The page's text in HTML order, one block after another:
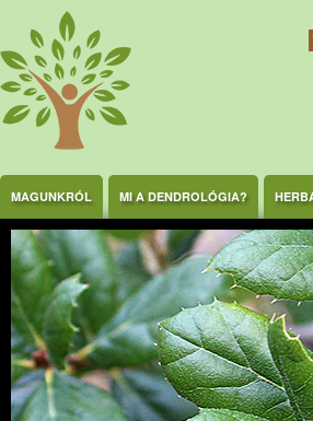
Ugrás a tartalomra
MAGUNKRÓL MI A DENDROLÓGIA?